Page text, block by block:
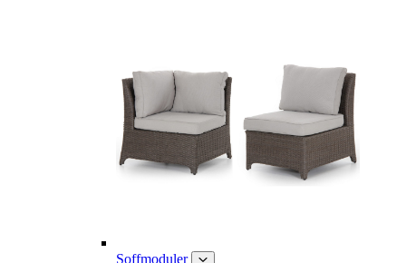
Soffmoduler